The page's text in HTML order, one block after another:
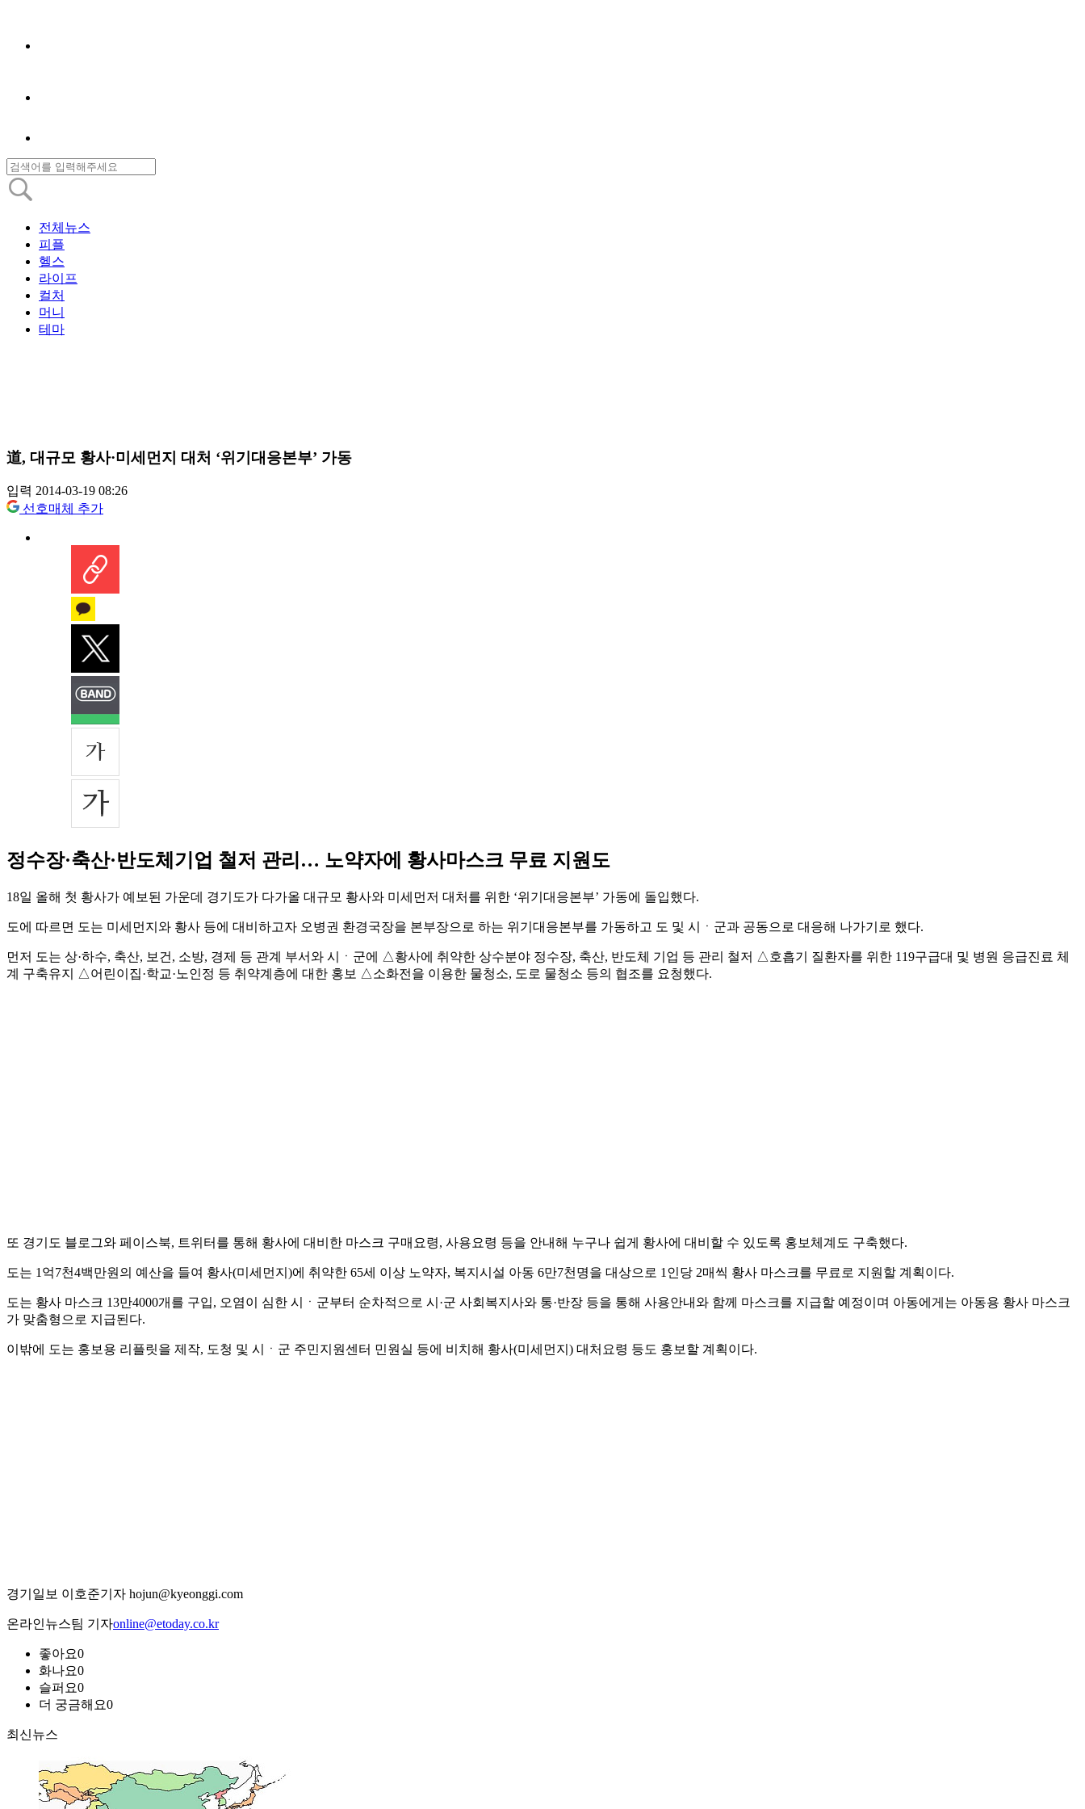
전체뉴스
피플
헬스
라이프
컬처
머니
테마
道, 대규모 황사·미세먼지 대처 ‘위기대응본부’ 가동
입력 2014-03-19 08:26
선호매체 추가
정수장·축산·반도체기업 철저 관리… 노약자에 황사마스크 무료 지원도
18일 올해 첫 황사가 예보된 가운데 경기도가 다가올 대규모 황사와 미세먼저 대처를 위한 ‘위기대응본부’ 가동에 돌입했다.
도에 따르면 도는 미세먼지와 황사 등에 대비하고자 오병권 환경국장을 본부장으로 하는 위기대응본부를 가동하고 도 및 시ㆍ군과 공동으로 대응해 나가기로 했다.
먼저 도는 상·하수, 축산, 보건, 소방, 경제 등 관계 부서와 시ㆍ군에 △황사에 취약한 상수분야 정수장, 축산, 반도체 기업 등 관리 철저 △호흡기 질환자를 위한 119구급대 및 병원 응급진료 체
계 구축유지 △어린이집·학교·노인정 등 취약계층에 대한 홍보 △소화전을 이용한 물청소, 도로 물청소 등의 협조를 요청했다.
또 경기도 블로그와 페이스북, 트위터를 통해 황사에 대비한 마스크 구매요령, 사용요령 등을 안내해 누구나 쉽게 황사에 대비할 수 있도록 홍보체계도 구축했다.
도는 1억7천4백만원의 예산을 들여 황사(미세먼지)에 취약한 65세 이상 노약자, 복지시설 아동 6만7천명을 대상으로 1인당 2매씩 황사 마스크를 무료로 지원할 계획이다.
도는 황사 마스크 13만4000개를 구입, 오염이 심한 시ㆍ군부터 순차적으로 시·군 사회복지사와 통·반장 등을 통해 사용안내와 함께 마스크를 지급할 예정이며 아동에게는 아동용 황사 마스크
가 맞춤형으로 지급된다.
이밖에 도는 홍보용 리플릿을 제작, 도청 및 시ㆍ군 주민지원센터 민원실 등에 비치해 황사(미세먼지) 대처요령 등도 홍보할 계획이다.
경기일보 이호준기자 hojun@kyeonggi.com
온라인뉴스팀 기자online@etoday.co.kr
좋아요0
화나요0
슬퍼요0
더 궁금해요0
최신뉴스